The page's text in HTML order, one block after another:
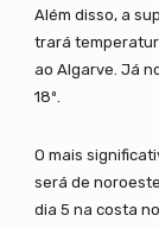
Além disso, a
trará
ao Algarve. Já
18º.
O mais
será de
dia 5 na costa